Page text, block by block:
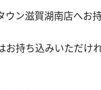
ン滋賀湖南店へお
持ち込みいただけ